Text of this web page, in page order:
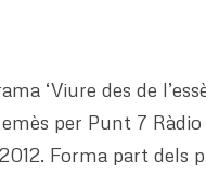
‘Viure des de
per Punt 7
Forma part dels